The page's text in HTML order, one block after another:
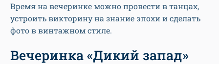
Время на вечеринке можно провести в танцах,
устроить викторину на знание эпохи и сделать
фото в винтажном стиле.
Вечеринка «Дикий запад»